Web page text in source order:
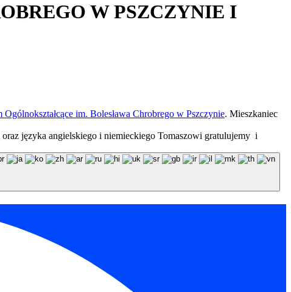
W PSZCZYNIE I
Ogólnokształcące im. Bolesława Chrobrego w Pszczynie. Mieszkaniec
języka angielskiego i niemieckiego Tomaszowi gratulujemy i